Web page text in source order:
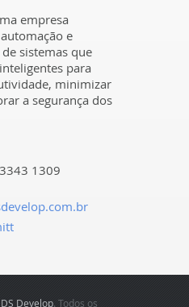
empresa
e
sistemas que
para
minimizar
a segurança dos
1309
DS Develop. Todos os